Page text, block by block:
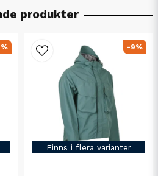
produkter
Finns i flera varianter
-9%